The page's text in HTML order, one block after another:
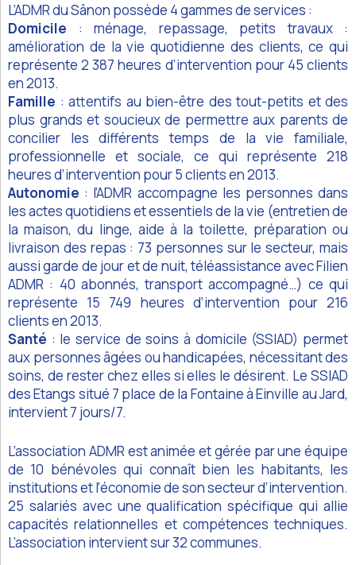
L’ADMR du Sânon possède 4 gammes de services :
Domicile : ménage, repassage, petits travaux :
amélioration de la vie quotidienne des clients, ce qui
représente 2 387 heures d’intervention pour 45 clients
en 2013.
Famille : attentifs au bien-être des tout-petits et des
plus grands et soucieux de permettre aux parents de
concilier les différents temps de la vie familiale,
professionnelle et sociale, ce qui représente 218
heures d’intervention pour 5 clients en 2013.
Autonomie : l’ADMR accompagne les personnes dans
les actes quotidiens et essentiels de la vie (entretien de
la maison, du linge, aide à la toilette, préparation ou
livraison des repas : 73 personnes sur le secteur, mais
aussi garde de jour et de nuit, téléassistance avec Filien
ADMR : 40 abonnés, transport accompagné…) ce qui
représente 15 749 heures d’intervention pour 216
clients en 2013.
Santé : le service de soins à domicile (SSIAD) permet
aux personnes âgées ou handicapées, nécessitant des
soins, de rester chez elles si elles le désirent. Le SSIAD
des Etangs situé 7 place de la Fontaine à Einville au Jard,
intervient 7 jours/7.
L’association ADMR est animée et gérée par une équipe
de 10 bénévoles qui connaît bien les habitants, les
institutions et l’économie de son secteur d’intervention.
25 salariés avec une qualification spécifique qui allie
capacités relationnelles et compétences techniques.
L’association intervient sur 32 communes.